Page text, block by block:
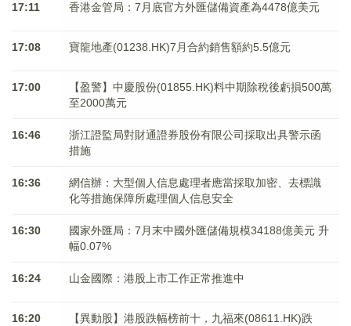
17:11 香港金管局：7月底官方外匯儲備資產為4478億美元
17:08 寶龍地產(01238.HK)7月合約銷售額約5.5億元
17:00
【盈警】中慶股份(01855.HK)料中期除稅後虧損500萬
至2000萬元
16:46
浙江證監局對財通證券股份有限公司採取出具警示函
措施
16:36
網信辦：大型個人信息處理者應當採取加密、去標識
化等措施保障所處理個人信息安全
16:30
國家外匯局：7月末中國外匯儲備規模34188億美元 升
幅0.07%
16:24 山金國際：港股上市工作正常推進中
16:20
【異動股】港股跌幅榜前十，九福來(08611.HK)跌